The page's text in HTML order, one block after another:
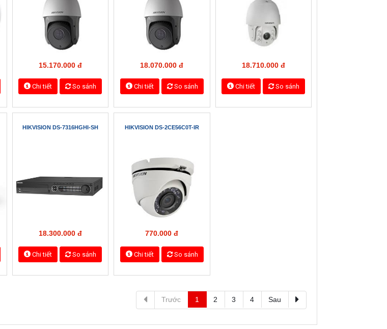
1.120.000 đ
Chi tiết So sánh
1.250.000 đ
Chi tiết So sánh
1.120.000 đ
Chi tiết
HIKVISION DS-2CE56D1T-IR
1.480.000 đ
HIKVISION DS-2CE16D1T-IRP
1.420.000 đ
Chi tiết So sánh
HIKVISION DS-2CE16D1T-IT3
HIKVISION DS-2AE5123TI-A HIKVISION DS-2AE5223TI-A